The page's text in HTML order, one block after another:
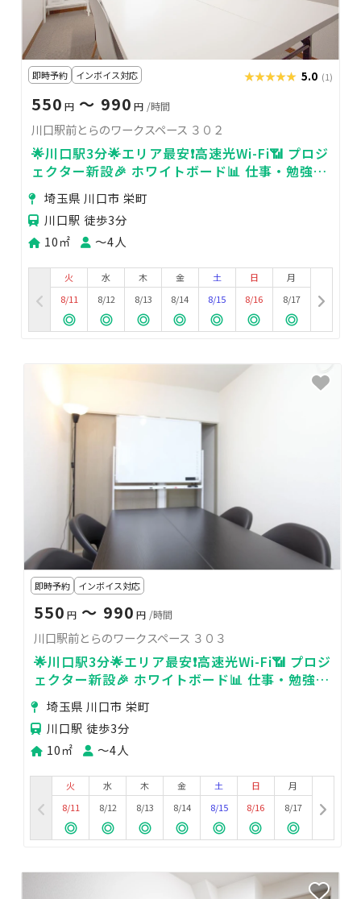
即時予約 インボイス対応 ★★★★★
★★★★★ 5.0 (1)
550 円 〜 990 円 /時間
川口駅前とらのワークスペース ３０２
🌟川口駅3分🌟エリア最安❗高速光Wi-Fi📶 プロジ
ェクター新設🎉 ホワイトボード📊 仕事・勉強・
面接・作業などなど
埼玉県 川口市 栄町
川口駅 徒歩3分
10㎡
〜4人
火
8/11
水
8/12
木
8/13
金
8/14
土
8/15
日
8/16
月
8/17
即時予約 インボイス対応
550 円〜 990 円 /時間
川口駅前とらのワークスペース ３０３
🌟川口駅3分🌟エリア最安❗高速光Wi-Fi📶 プロジ
ェクター新設🎉 ホワイトボード📊 仕事・勉強・
面接・作業などなど
埼玉県 川口市 栄町
川口駅 徒歩3分
10㎡
〜4人
火
8/11
水
8/12
木
8/13
金
8/14
土
8/15
日
8/16
月
8/17